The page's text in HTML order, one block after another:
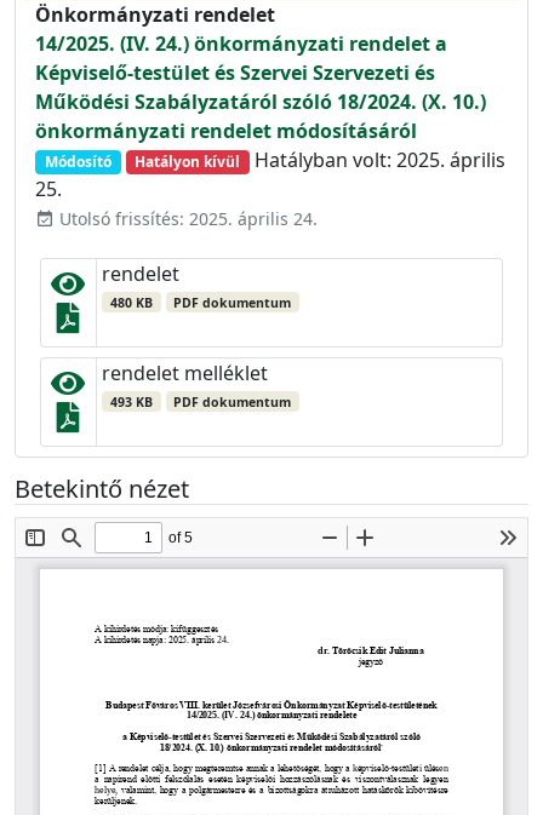
Önkormányzati rendelet
14/2025. (IV. 24.) önkormányzati rendelet a
Képviselő-testület és Szervei Szervezeti és
Működési Szabályzatáról szóló 18/2024. (X. 10.)
önkormányzati rendelet módosításáról
Módosító Hatályon kívül
Hatályban volt: 2025. április
25.
event_available Utolsó frissítés: 2025. április 24.
rendelet
480 KB PDF dokumentum
rendelet melléklet
493 KB PDF dokumentum
Betekintő nézet